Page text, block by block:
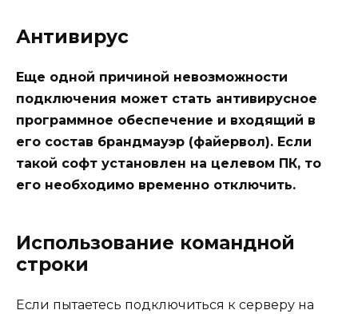
Антивирус
Еще одной причиной невозможности
подключения может стать антивирусное
программное обеспечение и входящий в
его состав брандмауэр (файервол). Если
такой софт установлен на целевом ПК, то
его необходимо временно отключить.
Использование командной
строки
Если пытаетесь подключиться к серверу на